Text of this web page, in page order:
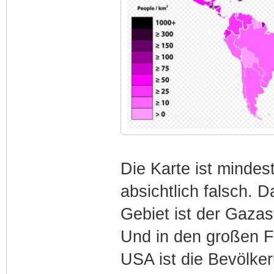
Die Karte ist
absichtlich falsch.
Gebiet ist der
Und in den großen
USA ist die